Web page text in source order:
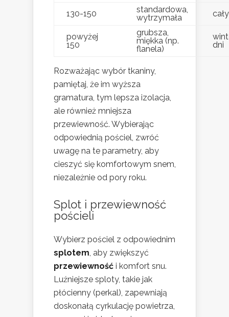
130-150
standardowa,
wytrzymała
powyżej
150
grubsza,
miękka (np.
flanela)
dni
Rozważając wybór tkaniny,
pamiętaj, że im wyższa
gramatura, tym lepsza izolacja,
ale również mniejsza
przewiewność. Wybierając
odpowiednią pościel, zwróć
uwagę na te parametry, aby
cieszyć się komfortowym snem,
niezależnie od pory roku.
Splot i przewiewność
pościeli
Wybierz pościel z odpowiednim
splotem, aby zwiększyć
przewiewność i komfort snu.
Luźniejsze sploty, takie jak
płócienny (perkal), zapewniają
doskonałą cyrkulację powietrza,